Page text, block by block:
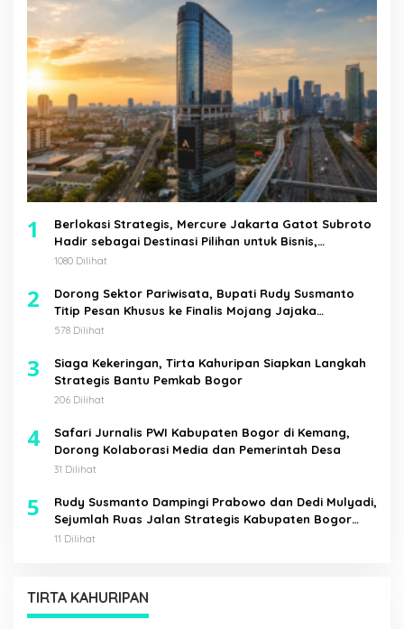
1
Berlokasi Strategis, Mercure Jakarta Gatot Subroto
Hadir sebagai Destinasi Pilihan untuk Bisnis,
Staycation, Meeting, dan Kuliner di Jakarta Selatan
1080 Dilihat
2
Dorong Sektor Pariwisata, Bupati Rudy Susmanto
Titip Pesan Khusus ke Finalis Mojang Jajaka
Kabupaten Bogor
578 Dilihat
3
Siaga Kekeringan, Tirta Kahuripan Siapkan Langkah
Strategis Bantu Pemkab Bogor
206 Dilihat
4
Safari Jurnalis PWI Kabupaten Bogor di Kemang,
Dorong Kolaborasi Media dan Pemerintah Desa
31 Dilihat
5
Rudy Susmanto Dampingi Prabowo dan Dedi Mulyadi,
Sejumlah Ruas Jalan Strategis Kabupaten Bogor
Diresmikan
11 Dilihat
TIRTA KAHURIPAN